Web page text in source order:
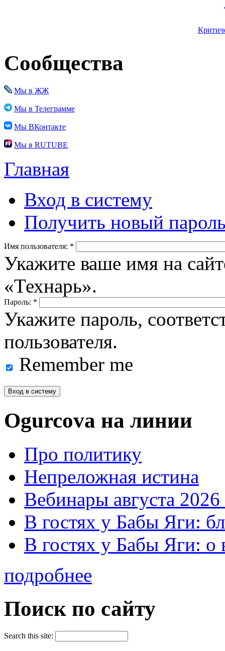
Сообщества
Мы в ЖЖ
Мы в Телеграмме
Мы ВКонтакте
Мы в RUTUBE
Главная
Вход в систему
Получить новый
Имя пользователя: *
Укажите ваше имя на
«Технарь».
Пароль: *
Укажите пароль,
пользователя.
Remember me
Ogurcova на линии
Про политику
Непреложная истина
Вебинары августа 2026
В гостях у Бабы Яги:
В гостях у Бабы Яги:
подробнее
Поиск по сайту
Search this site: